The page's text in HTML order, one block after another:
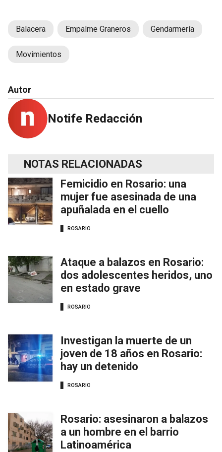
Balacera Empalme Graneros Gendarmería
Movimientos
Autor
Notife Redacción
NOTAS RELACIONADAS
Femicidio en Rosario: una
mujer fue asesinada de una
apuñalada en el cuello
ROSARIO
Ataque a balazos en Rosario:
dos adolescentes heridos, uno
en estado grave
ROSARIO
Investigan la muerte de un
joven de 18 años en Rosario:
hay un detenido
ROSARIO
Rosario: asesinaron a balazos
a un hombre en el barrio
Latinoamérica